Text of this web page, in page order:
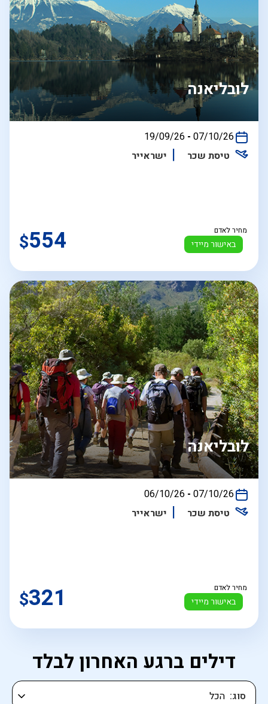
לובליאנה
בין
19/09/26 - 07/10/26
טיסת שכר
ישראייר
באישור מיידי
מחיר לאדם $554
לובליאנה
בין
06/10/26 - 07/10/26
טיסת שכר
ישראייר
באישור מיידי
מחיר לאדם $321
דילים ברגע האחרון לבלד
סוג